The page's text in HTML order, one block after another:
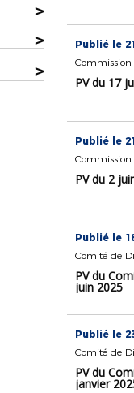
>
>
>
Publié le
PV du 17
Publié le
PV du 2
Publié le
Comité de
PV du
juin 2025
Publié le
Comité de
PV du
janvier